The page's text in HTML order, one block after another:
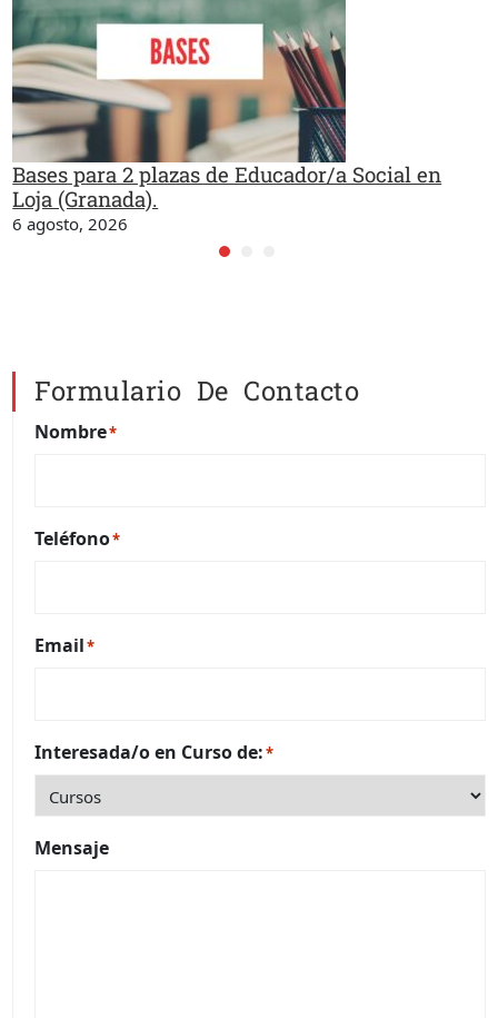
Bases para 2 plazas de Educador/a Social en
Loja (Granada).
6 agosto, 2026
Formulario De Contacto
Nombre*
Teléfono*
Email*
Interesada/o en Curso de:*
Mensaje